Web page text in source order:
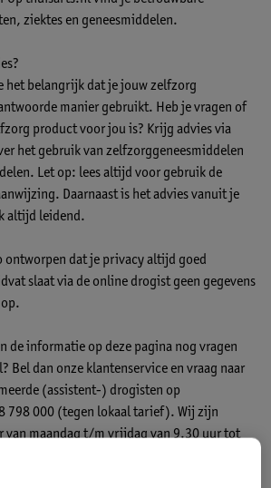
ziektes en geneesmiddelen.
het belangrijk dat je jouw zelfzorg
manier gebruikt. Heb je vragen of
product voor jou is? Krijg advies via
het gebruik van zelfzorggeneesmiddelen
Let op: lees altijd voor gebruik de
Daarnaast is het advies vanuit je
altijd leidend.
ontworpen dat je privacy altijd goed
slaat via de online drogist geen gegevens
de informatie op deze pagina nog vragen
Bel dan onze klantenservice en vraag naar
(assistent-) drogisten op
798 000 (tegen lokaal tarief). Wij zijn
van maandag t/m vrijdag van 9.30 uur tot